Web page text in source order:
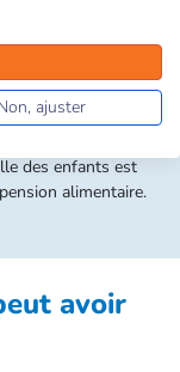
qui, après
par exemple).
sont
dispose de la
des enfants est
alimentaire.
avoir
ajuster